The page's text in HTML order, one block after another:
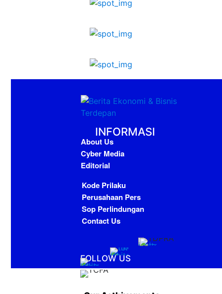
INFORMASI
About Us
Cyber Media
Editorial
Kode Prilaku
Perusahaan Pers
Sop Perlindungan
Contact Us
FOLLOW US